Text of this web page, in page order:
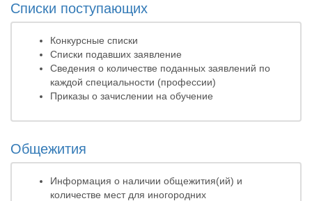
Списки поступающих
Конкурсные списки
Списки подавших заявление
Сведения о количестве поданных заявлений по
каждой специальности (профессии)
Приказы о зачислении на обучение
Общежития
Информация о наличии общежития(ий) и
количестве мест для иногородних